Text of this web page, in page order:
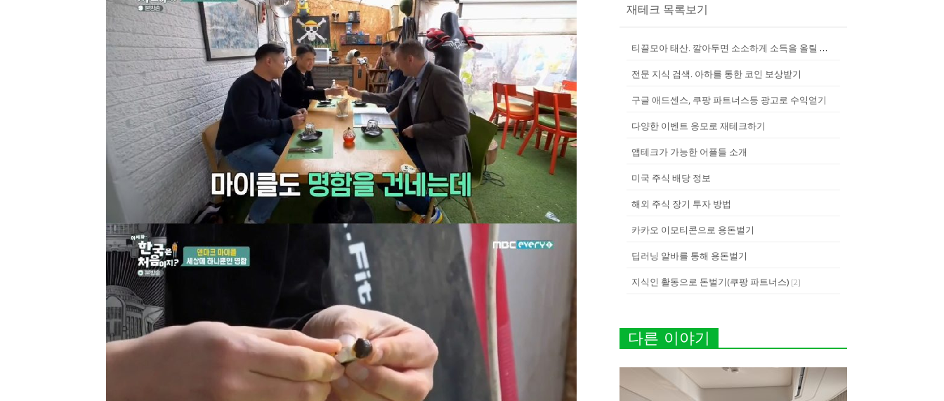
재테크 목록보기
티끌모아 태산. 깔아두면 소소하게 소득을 올릴 수 있는 앱
전문 지식 검색. 아하를 통한 코인 보상받기
구글 애드센스, 쿠팡 파트너스등 광고로 수익얻기
다양한 이벤트 응모로 재테크하기
앱테크가 가능한 어플들 소개
미국 주식 배당 정보
해외 주식 장기 투자 방법
카카오 이모티콘으로 용돈벌기
딥러닝 알바를 통해 용돈벌기
지식인 활동으로 돈벌기(쿠팡 파트너스) [2]
다른 이야기